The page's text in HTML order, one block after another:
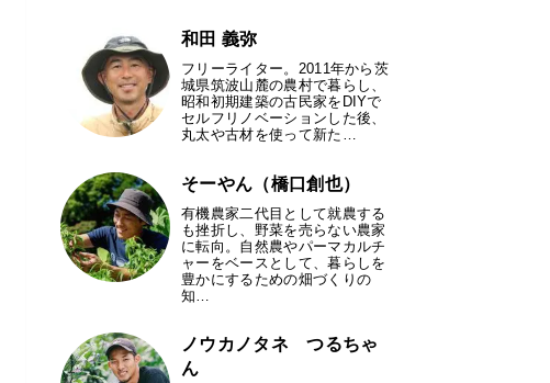
和田 義弥
フリーライター。2011年から茨
城県筑波山麓の農村で暮らし、
昭和初期建築の古民家をDIYで
セルフリノベーションした後、
丸太や古材を使って新た…
そーやん（橋口創也）
有機農家二代目として就農する
も挫折し、野菜を売らない農家
に転向。自然農やパーマカルチ
ャーをベースとして、暮らしを
豊かにするための畑づくりの
知…
ノウカノタネ つるちゃ
ん